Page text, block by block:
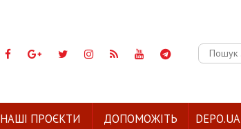
Пошук:
НАШІ ПРОЄКТИ ДОПОМОЖІТЬ DEPO.UA